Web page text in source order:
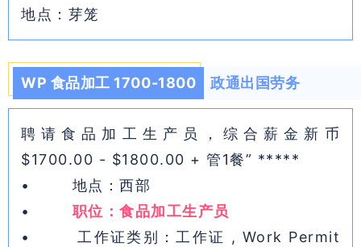
地点：芽笼
WP 食品加工 1700-1800 政通出国劳务
聘请食品加工生产员，综合薪金新币
$1700.00 - $1800.00 + 管1餐” *****
• 地点：西部
• 职位：食品加工生产员
• 工作证类别：工作证 , Work Permit